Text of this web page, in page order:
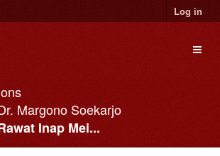
Log in
Margono Soekarjo
Inap Mei...